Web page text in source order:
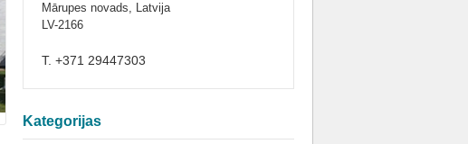
Mārupes novads, Latvija
LV-2166
T. +371 29447303
Kategorijas